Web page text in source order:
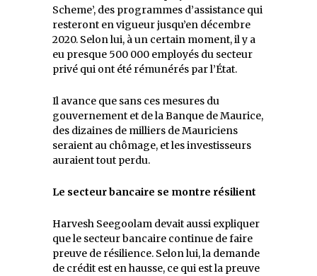
Scheme’, des programmes d’assistance qui
resteront en vigueur jusqu’en décembre
2020. Selon lui, à un certain moment, il y a
eu presque 500 000 employés du secteur
privé qui ont été rémunérés par l’État.
Il avance que sans ces mesures du
gouvernement et de la Banque de Maurice,
des dizaines de milliers de Mauriciens
seraient au chômage, et les investisseurs
auraient tout perdu.
Le secteur bancaire se montre résilient
Harvesh Seegoolam devait aussi expliquer
que le secteur bancaire continue de faire
preuve de résilience. Selon lui, la demande
de crédit est en hausse, ce qui est la preuve